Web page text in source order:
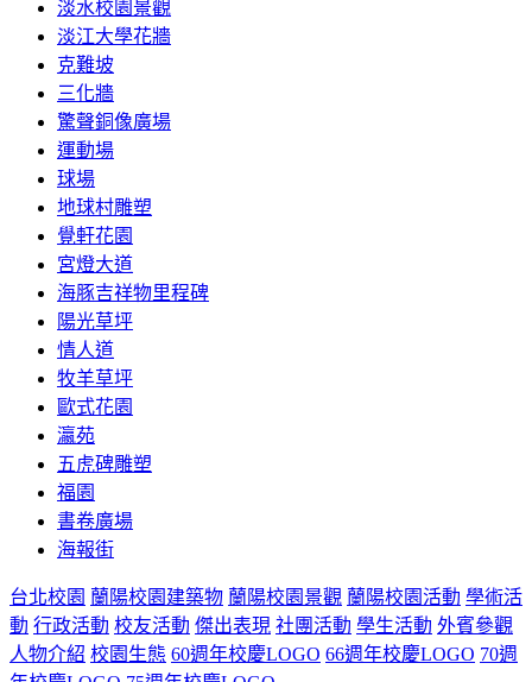
淡水校園景觀
淡江大學花牆
克難坡
三化牆
驚聲銅像廣場
運動場
球場
地球村雕塑
覺軒花園
宮燈大道
海豚吉祥物里程碑
陽光草坪
情人道
牧羊草坪
歐式花園
瀛苑
五虎碑雕塑
福園
書卷廣場
海報街
台北校園 蘭陽校園建築物 蘭陽校園景觀 蘭陽校園活動 學術活
動 行政活動 校友活動 傑出表現 社團活動 學生活動 外賓參觀
人物介紹 校園生態 60週年校慶LOGO 66週年校慶LOGO 70週